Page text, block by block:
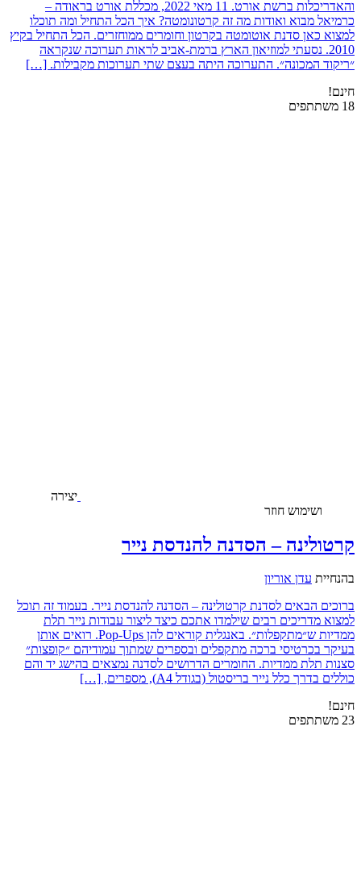
והאדריכלות ברשת אורט. 11 מאי 2022, מכללת אורט בראודה –
כרמיאל מבוא ואודות מה זה קרטונומטה? איך הכל התחיל ומה תוכלו
למצוא כאן סדנת אוטומטה בקרטון וחומרים ממוחזרים. הכל התחיל בקיץ
2010. נסעתי למוזיאון הארץ ברמת-אביב לראות תערוכה שנקראה
״ריקוד המכונה״. התערוכה היתה בעצם שתי תערוכות מקבילות. […]
חינם!
18 משתתפים
יצירה
ושימוש חוזר
קרטולינה – הסדנה להנדסת נייר
בהנחיית עדן אוריון
ברוכים הבאים לסדנת קרטולינה – הסדנה להנדסת נייר. בעמוד זה תוכל
למצוא מדריכים רבים שילמדו אתכם כיצד ליצור עבודות נייר תלת
ממדיות ש״מתקפלות״. באנגלית קוראים להן Pop-Ups. רואים אותן
בעיקר בכרטיסי ברכה מתקפלים ובספרים שמתוך עמודיהם ״קופצות״
סצנות תלת ממדיות. החומרים הדרושים לסדנה נמצאים בהישג יד והם
כוללים בדרך כלל נייר בריסטול (בגודל A4), מספרים, […]
חינם!
23 משתתפים